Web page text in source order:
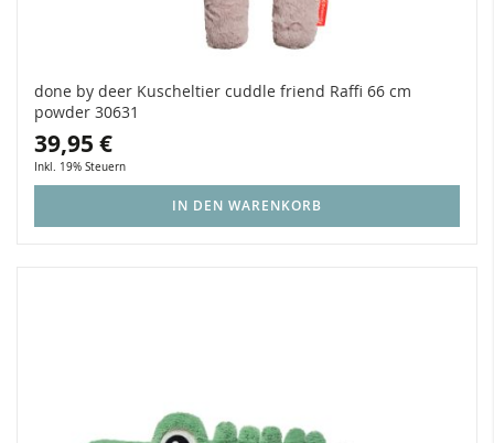
done by deer Kuscheltier cuddle friend Raffi 66 cm
powder 30631
39,95 €
Inkl. 19% Steuern
IN DEN WARENKORB